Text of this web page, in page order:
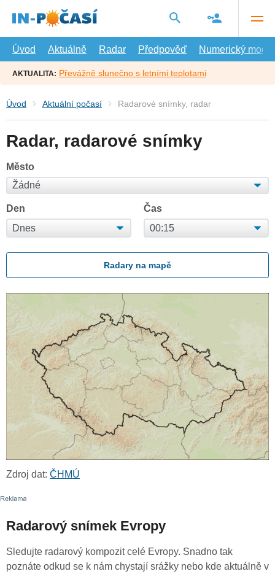
hlavní
Úvod
Aktuálně Radar Předpověď Numerický model
AKTUALITA: Převážně slunečno s letními teplotami
Úvod Aktuální počasí Radarové snímky, radar
Radar, radarové snímky
Město
Den Čas
Radary na mapě
Zdroj dat: ČHMÚ
Radarový snímek Evropy
Sledujte radarový kompozit celé Evropy. Snadno tak
poznáte odkud se k nám chystají srážky nebo kde aktuálně v